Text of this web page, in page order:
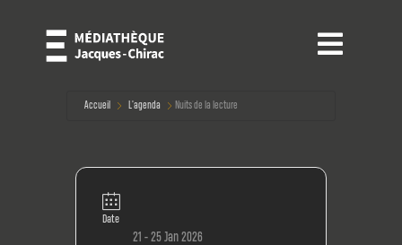

Accueil L'agenda Nuits de la lecture
Date
21 - 25 Jan 2026